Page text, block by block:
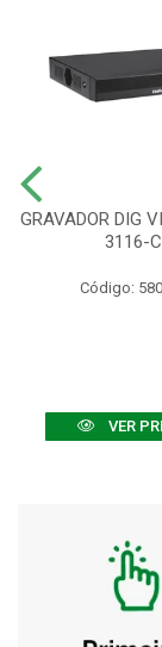
GRAVADOR DIG
3116-C
Código:
VER